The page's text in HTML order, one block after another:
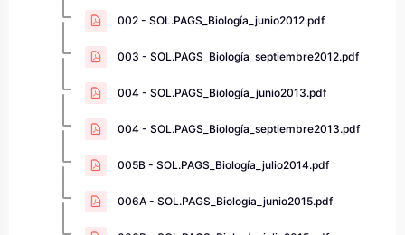
002 - SOL.PAGS_Biología_junio2012.pdf
003 - SOL.PAGS_Biología_septiembre2012.pdf
004 - SOL.PAGS_Biología_junio2013.pdf
004 - SOL.PAGS_Biología_septiembre2013.pdf
005B - SOL.PAGS_Biología_julio2014.pdf
006A - SOL.PAGS_Biología_junio2015.pdf